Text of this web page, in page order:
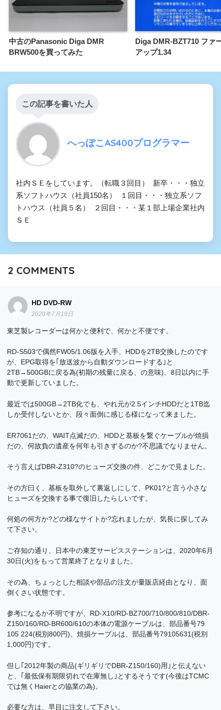
中古のPanasonic Diga DMR
BRW500を買ってみた
Diga DMR-BZT710 ファ
アップ1.34
この記事を書いた人
へっぽこAS400プログラマー
社内ＳＥをしています。（転職３回目） 新卒・・・独立
系ソフトハウス（社員150名） １回目・・・独立系ソフ
トハウス（社員５名） ２回目・・・某１部上場企業社内
ＳＥ
2 COMMENTS
HD DVD-RW
2020年7月19日
東芝製レコーダーは何かと便利で、何かと不便です。
RD-S503で偶然FW05/1.06版を入手、HDDを2TB交換したのです
が、EPG取得を｢放送波から自動ダウンロードする｣と
2TB→500GBに戻る為(初期の残量に戻る、の意味)、8日以内に手
動で更新していました。
最近では500GB→2TB化でも、やれ元が2.5インチHDDだと1TB迄
しか受付しないとか、段々面倒に感じる様になって来ました。
ER7061だの、WAIT点滅だの、HDDと基板を繋ぐケーブルが焼損
だの、何故負の遺産を何年も引きずるのか?不思議でなりません。
そう言えばDBR-Z310?のヒューズ交換の件、どこかで見ました。
その方曰く、基板を取外して裏返しにして、PK01?と言う小さな
ヒューズを交換する事で復旧したらしいです。
何処の何方か?どの様なサイトか?忘れましたが、気長に探してみ
て下さい。
ご存知の通り、日本中の東芝サービスステーションは、2020年6月
30日(火)をもって営業終了となりました。
その為、ちょっとした相談や部品の注文が量販店経由となり、面
倒くさい状態です。
参考になるか不明ですが、RD-X10/RD-BZ700/710/800/810/DBR-
Z150/160/RD-BR600/610の本体の電源ケーブルは、部品番号79
105 224(税別800円)、焼損ケーブルは、部品番号79105631(税別
1,000円)です。
但し｢2012年製の商品(ギリギリでDBR-Z150/160)用｣と伝えない
と、｢最低保有期限切れで在庫無し｣とするそうです(今後はTCMC
では無くHaierとの協業の為)。
必要な方は、早目に注文して下さい。